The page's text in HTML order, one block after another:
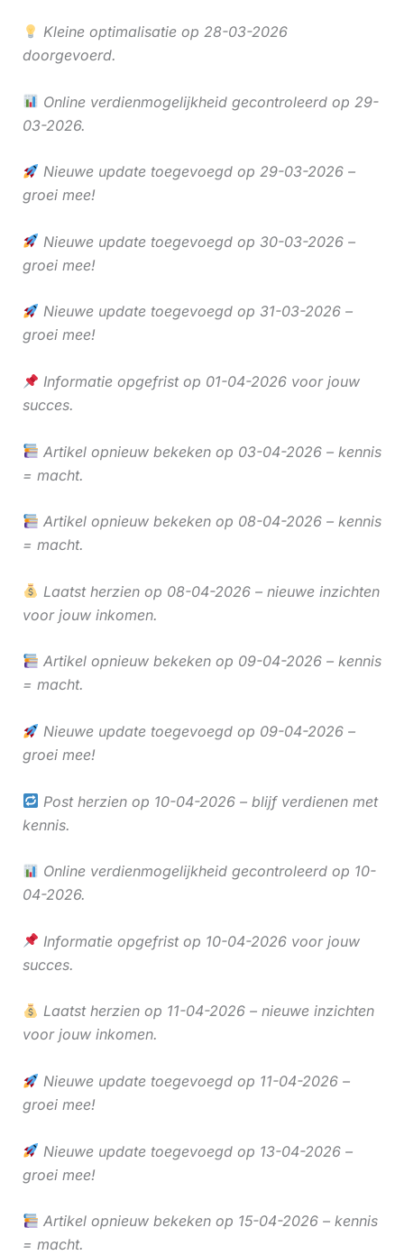
Kleine optimalisatie op 28-03-2026
doorgevoerd.
Online verdienmogelijkheid gecontroleerd op 29-
03-2026.
Nieuwe update toegevoegd op 29-03-2026 –
groei mee!
Nieuwe update toegevoegd op 30-03-2026 –
groei mee!
Nieuwe update toegevoegd op 31-03-2026 –
groei mee!
Informatie opgefrist op 01-04-2026 voor jouw
succes.
Artikel opnieuw bekeken op 03-04-2026 – kennis
= macht.
Artikel opnieuw bekeken op 08-04-2026 – kennis
= macht.
Laatst herzien op 08-04-2026 – nieuwe inzichten
voor jouw inkomen.
Artikel opnieuw bekeken op 09-04-2026 – kennis
= macht.
Nieuwe update toegevoegd op 09-04-2026 –
groei mee!
Post herzien op 10-04-2026 – blijf verdienen met
kennis.
Online verdienmogelijkheid gecontroleerd op 10-
04-2026.
Informatie opgefrist op 10-04-2026 voor jouw
succes.
Laatst herzien op 11-04-2026 – nieuwe inzichten
voor jouw inkomen.
Nieuwe update toegevoegd op 11-04-2026 –
groei mee!
Nieuwe update toegevoegd op 13-04-2026 –
groei mee!
Artikel opnieuw bekeken op 15-04-2026 – kennis
= macht.